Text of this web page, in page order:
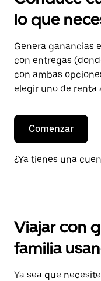
lo que
Genera ganancias
con entregas
con ambas
elegir uno de renta
Comenzar
¿Ya tienes una
Viajar con
familia
Ya sea que